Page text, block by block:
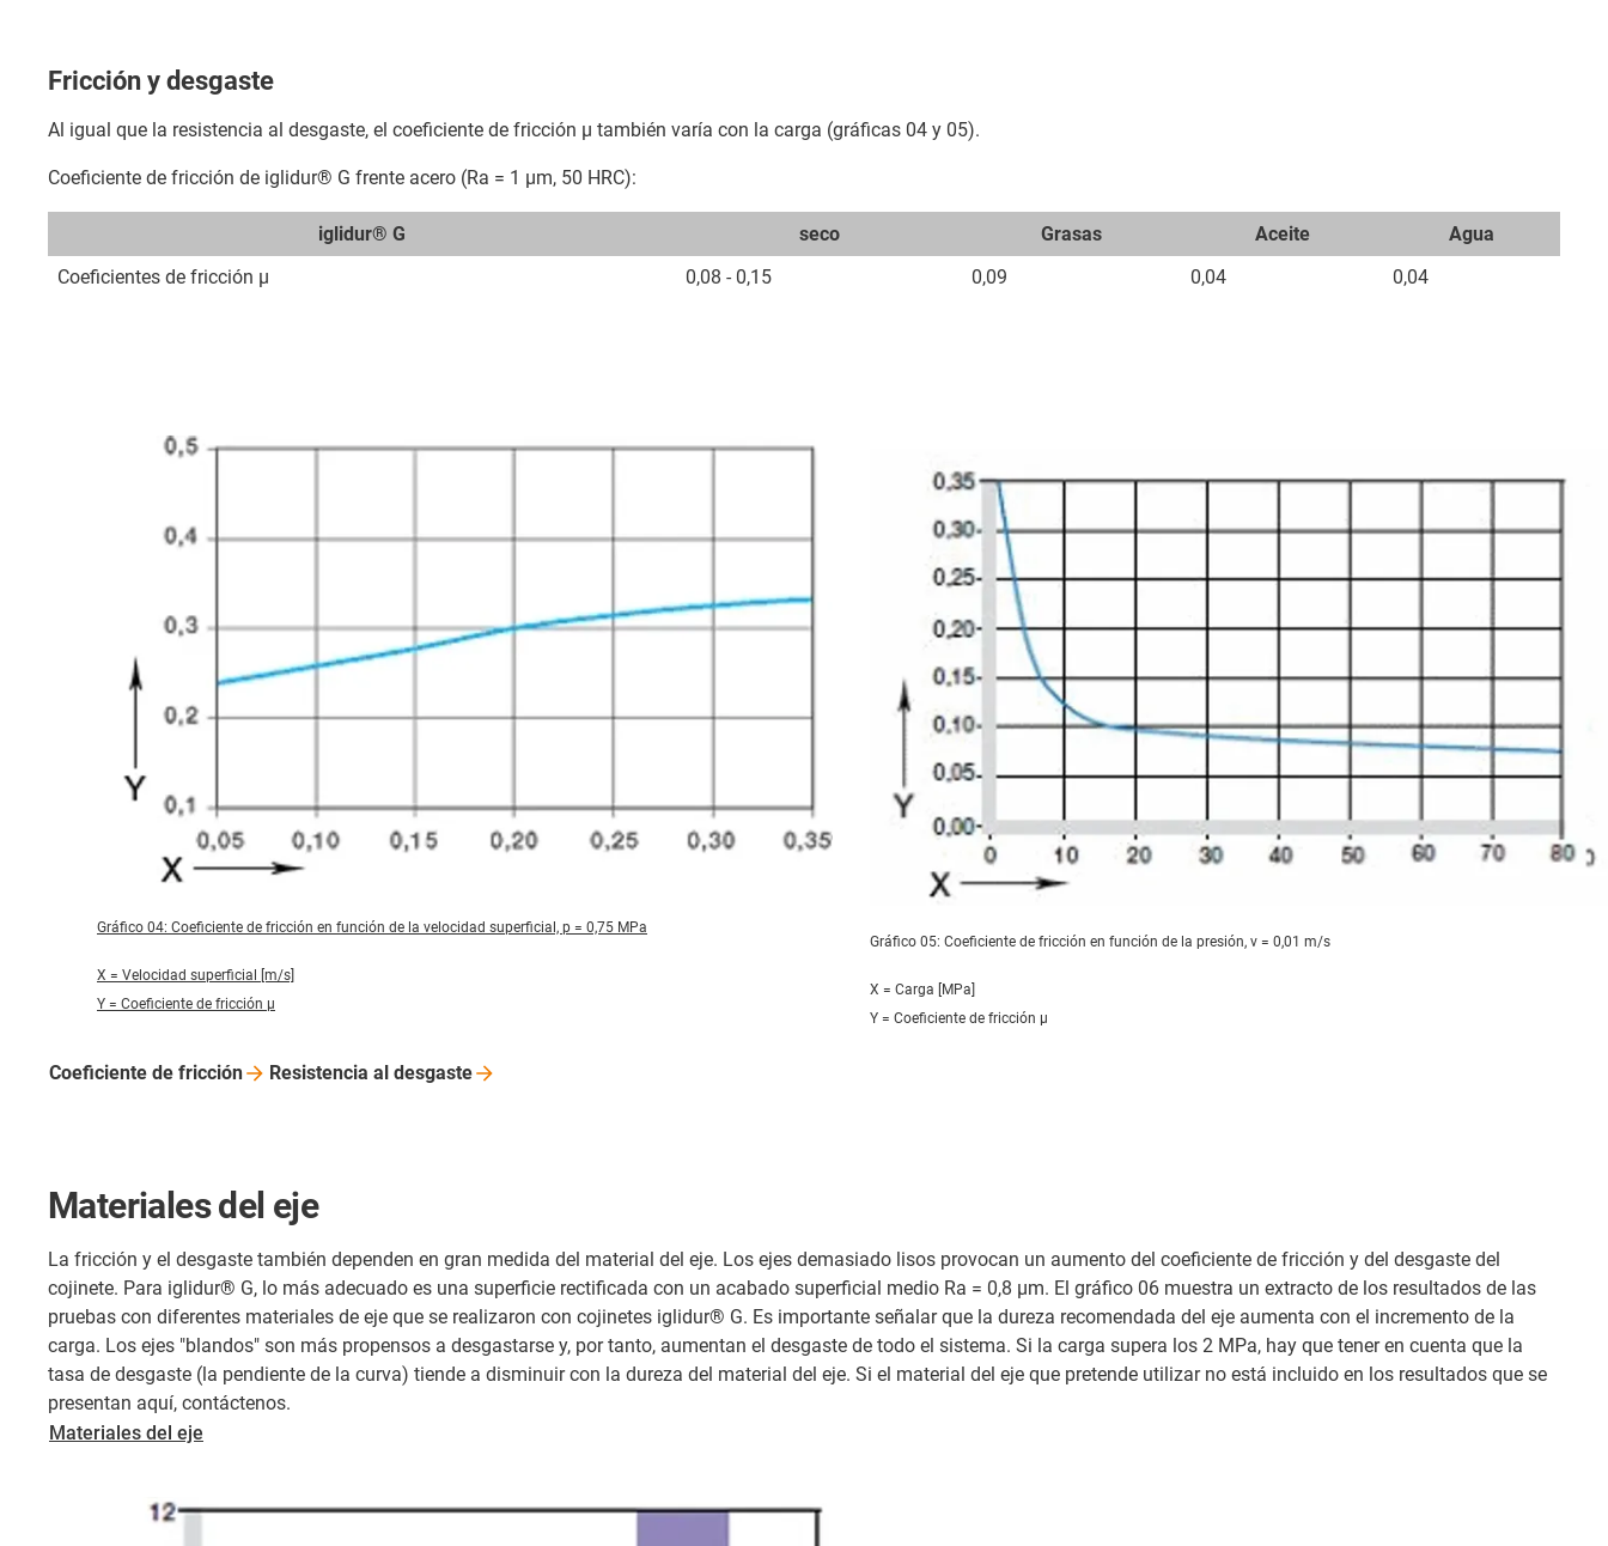
Fricción y desgaste
Al igual que la resistencia al desgaste, el coeficiente de fricción μ también varía con la carga (gráficas 04 y 05).
Coeficiente de fricción de iglidur® G frente acero (Ra = 1 μm, 50 HRC):
iglidur® G seco Grasas Aceite
Agua
Coeficientes de fricción µ
0,08 - 0,15 0,09 0,04 0,04
Gráfico 04: Coeficiente de fricción en función de la velocidad superficial, p = 0,75 MPa
X = Velocidad superficial [m/s]
Y = Coeficiente de fricción μ
Coeficiente de fricción Resistencia al desgaste
Gráfico 05: Coeficiente de fricción en función de la presión, v = 0,01 m/s
X = Carga [MPa]
Y = Coeficiente de fricción μ
Materiales del eje
La fricción y el desgaste también dependen en gran medida del material del eje. Los ejes demasiado lisos provocan un aumento del coeficiente de fricción y del desgaste del
cojinete. Para iglidur® G, lo más adecuado es una superficie rectificada con un acabado superficial medio Ra = 0,8 μm. El gráfico 06 muestra un extracto de los resultados de las
pruebas con diferentes materiales de eje que se realizaron con cojinetes iglidur® G. Es importante señalar que la dureza recomendada del eje aumenta con el incremento de la
carga. Los ejes "blandos" son más propensos a desgastarse y, por tanto, aumentan el desgaste de todo el sistema. Si la carga supera los 2 MPa, hay que tener en cuenta que la
tasa de desgaste (la pendiente de la curva) tiende a disminuir con la dureza del material del eje. Si el material del eje que pretende utilizar no está incluido en los resultados que se
presentan aquí, contáctenos.
​​​​​​​Materiales del eje